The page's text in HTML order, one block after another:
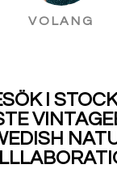
VOLANG
I